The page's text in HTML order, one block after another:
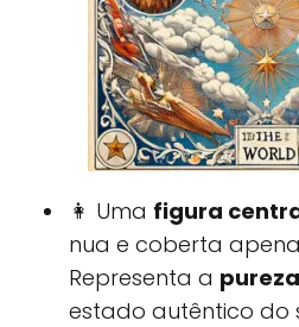
👩 Uma figura
nua e coberta
Representa a pureza
estado autêntico do